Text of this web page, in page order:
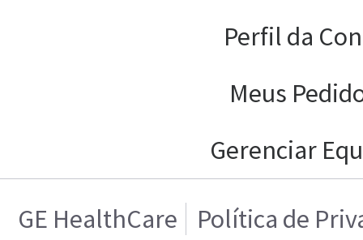
Perfil da
Meus
Gerenciar
GE HealthCare
Política de